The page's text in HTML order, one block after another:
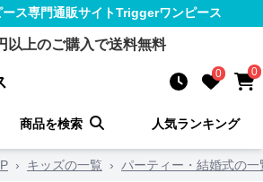
ス専門通販サイトTriggerワンピース
以上のご購入で送料無料
0 0
商品を検索 人気ランキング
› キッズの一覧 › パーティー・結婚式の一